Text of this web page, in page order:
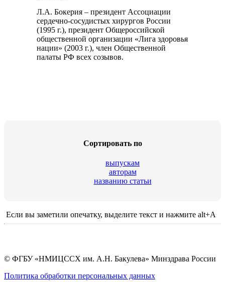
Л.А. Бокерия – президент Ассоциации
сердечно-сосудистых хирургов России
(1995 г.), президент Общероссийской
общественной организации «Лига здоровья
нации» (2003 г.), член Общественной
палаты РФ всех созывов.
Сортировать по
выпускам
авторам
названию статьи
Если вы заметили опечатку, выделите текст и нажмите alt+A
© ФГБУ «НМИЦССХ им. А.Н. Бакулева» Минздрава России
Политика обработки персональных данных